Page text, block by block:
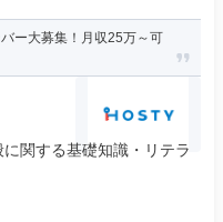
ー大募集！月収25万～可
関する基礎知識・リテラ